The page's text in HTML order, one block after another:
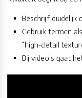
Beschrijf duidelijk
Gebruik termen
“high-detail
Bij video’s gaat